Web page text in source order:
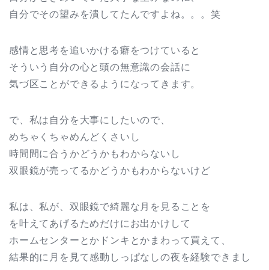
自分でその望みを潰してたんですよね。。。笑
感情と思考を追いかける癖をつけていると
そういう自分の心と頭の無意識の会話に
気づ区ことができるようになってきます。
で、私は自分を大事にしたいので、
めちゃくちゃめんどくさいし
時間間に合うかどうかもわからないし
双眼鏡が売ってるかどうかもわからないけど
私は、私が、双眼鏡で綺麗な月を見ることを
を叶えてあげるためだけにお出かけして
ホームセンターとかドンキとかまわって買えて、
結果的に月を見て感動しっぱなしの夜を経験できまし